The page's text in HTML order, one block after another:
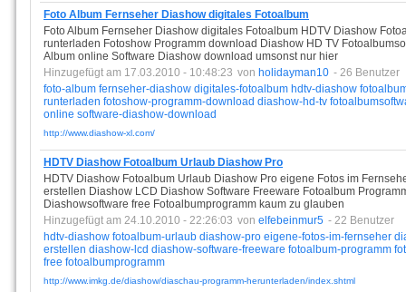
Foto Album Fernseher Diashow digitales Fotoalbum
Foto Album Fernseher Diashow digitales Fotoalbum HDTV Diashow
runterladen Fotoshow Programm download Diashow HD TV
Album online Software Diashow download umsonst nur hier
Hinzugefügt am 17.03.2010 - 10:48:23 von holidayman10 - 26 Benutzer
foto-album fernseher-diashow digitales-fotoalbum hdtv-diashow
runterladen fotoshow-programm-download diashow-hd-tv
online software-diashow-download
http://www.diashow-xl.com/
HDTV Diashow Fotoalbum Urlaub Diashow Pro
HDTV Diashow Fotoalbum Urlaub Diashow Pro eigene Fotos im
erstellen Diashow LCD Diashow Software Freeware Fotoalbum
Diashowsoftware free Fotoalbumprogramm kaum zu glauben
Hinzugefügt am 24.10.2010 - 22:26:03 von elfebeinmur5 - 22 Benutzer
hdtv-diashow fotoalbum-urlaub diashow-pro eigene-fotos-im-fernseher
erstellen diashow-lcd diashow-software-freeware fotoalbum-programm
free fotoalbumprogramm
http://www.imkg.de/diashow/diaschau-programm-herunterladen/index.shtml